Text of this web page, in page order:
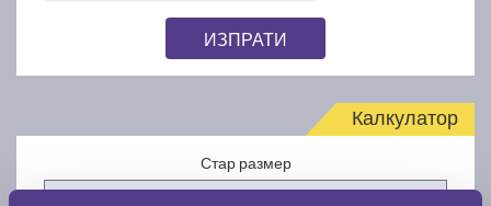
ИЗПРАТИ
Калкулатор
Стар размер